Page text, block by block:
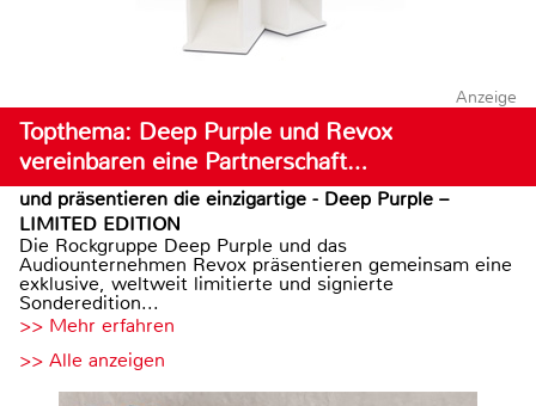
Anzeige
Topthema: Deep Purple und Revox
vereinbaren eine Partnerschaft…
und präsentieren die einzigartige - Deep Purple –
LIMITED EDITION
Die Rockgruppe Deep Purple und das
Audiounternehmen Revox präsentieren gemeinsam eine
exklusive, weltweit limitierte und signierte
Sonderedition...
>> Mehr erfahren
>> Alle anzeigen